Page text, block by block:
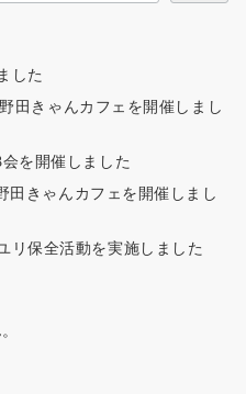
した
田きゃんカフェを開催しまし
を開催しました
田きゃんカフェを開催しまし
リ保全活動を実施しました